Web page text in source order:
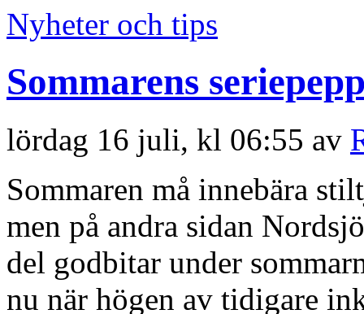
Nyheter och tips
Sommarens
lördag 16 juli, kl 06:55 av
Sommaren må innebära
men på andra sidan
del godbitar under
nu när högen av tidigare